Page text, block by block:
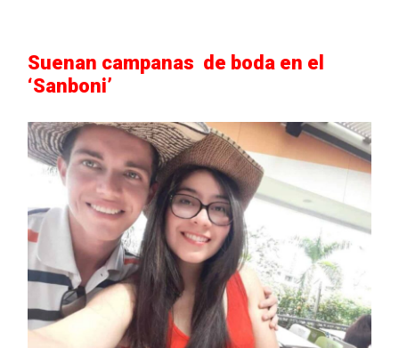
Suenan campanas de boda en el
‘Sanboni’